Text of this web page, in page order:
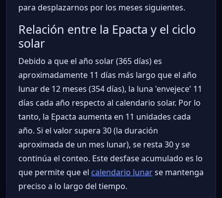
para desplazarnos por los meses siguientes.
Relación entre la Epacta y el ciclo
solar
Debido a que el año solar (365 días) es
aproximadamente 11 días más largo que el año
lunar de 12 meses (354 días), la luna 'envejece' 11
días cada año respecto al calendario solar. Por lo
tanto, la Epacta aumenta en 11 unidades cada
año. Si el valor supera 30 (la duración
aproximada de un mes lunar), se resta 30 y se
continúa el conteo. Este desfase acumulado es lo
que permite que el calendario lunarse mantenga
preciso a lo largo del tiempo.